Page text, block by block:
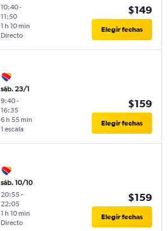
10:40-
11:50
Directo
1 h 10 min
$149
Elegir fechas
sáb. 23/1
9:40-
16:35
1 escala
6 h 55 min
$159
Elegir fechas
sáb. 10/10
20:55-
22:05
Directo
1 h 10 min
$159
Elegir fechas